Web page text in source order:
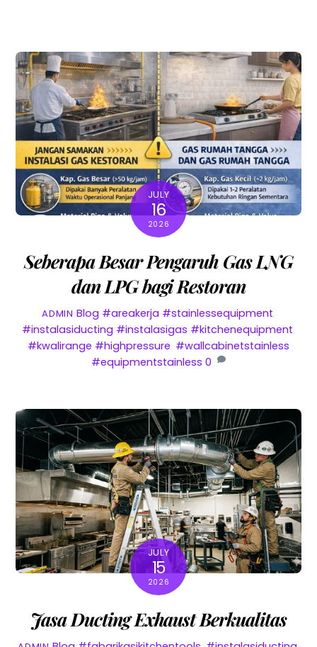
JULY
16
2026
Seberapa Besar Pengaruh Gas LNG
dan LPG bagi Restoran
ADMIN Blog #areakerja #stainlessequipment
#instalasiducting #instalasigas #kitchenequipment
#kwalirange #highpressure #wallcabinetstainless
#equipmentstainless 0
JULY
15
2026
Jasa Ducting Exhaust Berkualitas